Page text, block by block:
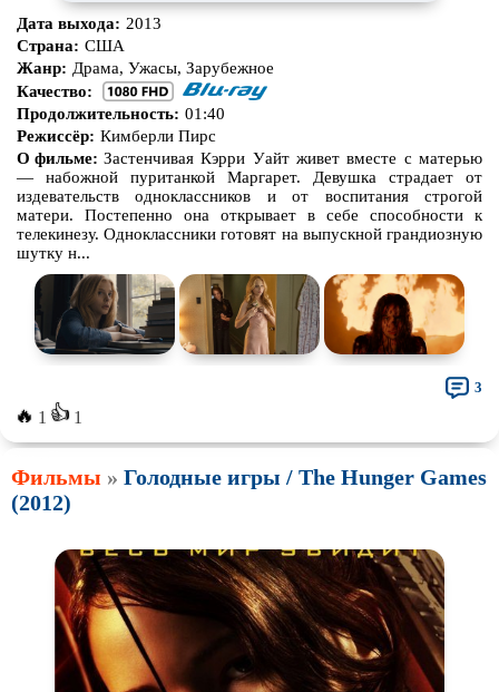
Дата выхода: 2013
Страна: США
Жанр: Драма, Ужасы, Зарубежное
Качество:
Продолжительность: 01:40
Режиссёр: Кимберли Пирс
О фильме: Застенчивая Кэрри Уайт живет вместе с матерью
— набожной пуританкой Маргарет. Девушка страдает от
издевательств одноклассников и от воспитания строгой
матери. Постепенно она открывает в себе способности к
телекинезу. Одноклассники готовят на выпускной грандиозную
шутку н...
🔥 1 👍 1
3
Фильмы » Голодные игры / The Hunger Games
(2012)